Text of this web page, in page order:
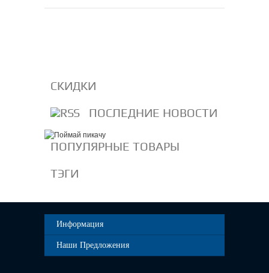
СКИДКИ
ПОСЛЕДНИЕ НОВОСТИ
ПОПУЛЯРНЫЕ ТОВАРЫ
ТЭГИ
Информация
Наши Предложения